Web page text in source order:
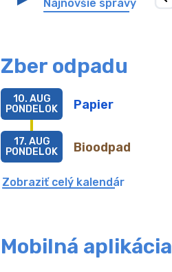
Najnovšie správy
Zber odpadu
Papier
10. AUG
PONDELOK
Bioodpad
17. AUG
PONDELOK
Zobraziť celý kalendár
Mobilná aplikácia